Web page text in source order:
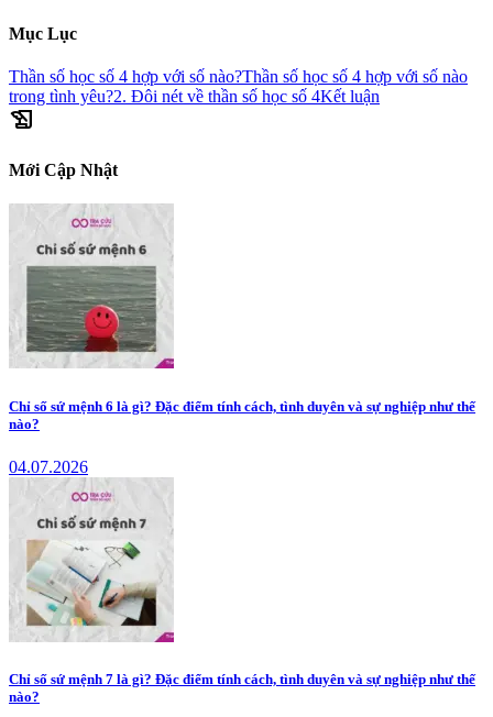
Mục Lục
Thần số học số 4 hợp với số nào?Thần số học số 4 hợp với số nào
trong tình yêu?2. Đôi nét về thần số học số 4Kết luận
history_edu
Mới Cập Nhật
Chỉ số sứ mệnh 6 là gì? Đặc điểm tính cách, tình duyên và sự nghiệp như thế
nào?
04.07.2026
Chỉ số sứ mệnh 7 là gì? Đặc điểm tính cách, tình duyên và sự nghiệp như thế
nào?